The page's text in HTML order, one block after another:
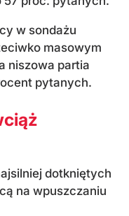
w sondażu
masowym
niszowa partia
pytanych.
dotkniętych
na wpuszczaniu